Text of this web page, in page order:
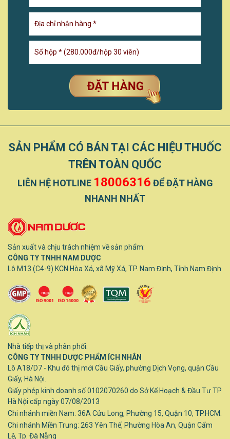
SẢN PHẨM CÓ BÁN TẠI CÁC HIỆU THUỐC
TRÊN TOÀN QUỐC
LIÊN HỆ HOTLINE 18006316 ĐỂ ĐẶT HÀNG
NHANH NHẤT
Sản xuất và chịu trách nhiệm về sản phẩm:
CÔNG TY TNHH NAM DƯỢC
Lô M13 (C4-9) KCN Hòa Xá, xã Mỹ Xá, TP. Nam Định, Tỉnh Nam Định
Nhà tiếp thị và phân phối:
CÔNG TY TNHH DƯỢC PHẨM ÍCH NHÂN
Lô A18/D7 - Khu đô thị mới Cầu Giấy, phường Dịch Vọng, quận Cầu
Giấy, Hà Nội.
Giấy phép kinh doanh số 0102070260 do Sở Kế Hoạch & Đầu Tư TP
Hà Nội cấp ngày 07/08/2013
Chi nhánh miền Nam: 36A Cửu Long, Phường 15, Quận 10, TP.HCM.
Chi nhánh Miền Trung: 263 Yên Thế, Phường Hòa An, Quận Cẩm
Lệ, Tp. Đà Nẵng